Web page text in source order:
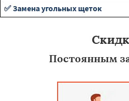
✅ Замена угольных щеток
Постоянным